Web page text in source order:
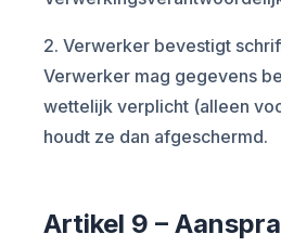
2. Verwerker bevestigt
Verwerker mag gegevens
wettelijk verplicht (alleen
houdt ze dan afgeschermd.
Artikel 9 –